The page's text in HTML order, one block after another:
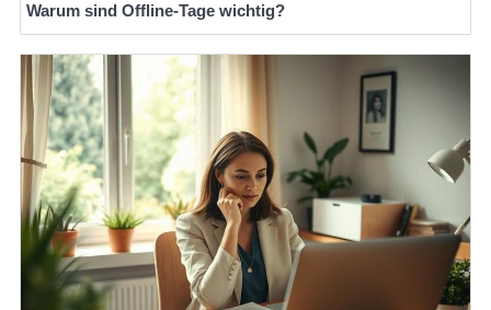
Warum sind Offline-Tage wichtig?